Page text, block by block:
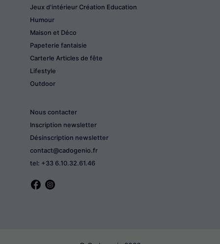
Jeux d'intérieur Création Education
Humour
Maison et Déco
Papeterie fantaisie
CarterIe Articles de fête
Lifestyle
Outdoor
Nous contacter
Inscription newsletter
Désinscription newsletter
contact@cadogenio.fr
tel: +33 6.10.32.61.46